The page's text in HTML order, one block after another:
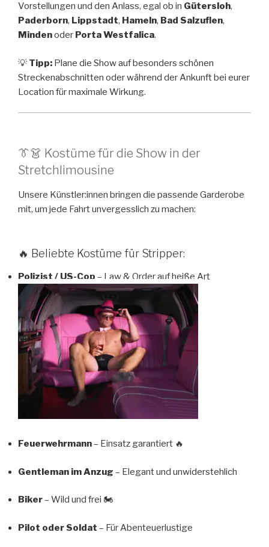
Vorstellungen und den Anlass, egal ob in Gütersloh,
Paderborn, Lippstadt, Hameln, Bad Salzuflen,
Mindenoder Porta Westfalica.
💡 Tipp: Plane die Show auf besonders schönen
Streckenabschnitten oder während der Ankunft bei eurer
Location für maximale Wirkung.
👔👗 Kostüme für die Show in der
Stretchlimousine
Unsere Künstler:innen bringen die passende Garderobe
mit, um jede Fahrt unvergesslich zu machen:
🔥 Beliebte Kostüme für Stripper:
Polizist / US-Cop – Law & Order auf heiße Art
Feuerwehrmann– Einsatz garantiert 🔥
Gentleman im Anzug – Elegant und unwiderstehlich
Biker– Wild und frei 🏍️
Pilot oder Soldat – Für Abenteuerlustige